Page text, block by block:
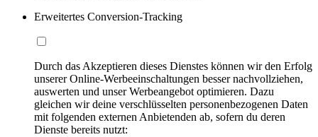
Erweitertes Conversion-Tracking
Durch das Akzeptieren dieses Dienstes können wir den Erfolg
unserer Online-Werbeeinschaltungen besser nachvollziehen,
auswerten und unser Werbeangebot optimieren. Dazu
gleichen wir deine verschlüsselten personenbezogenen Daten
mit folgenden externen Anbietenden ab, sofern du deren
Dienste bereits nutzt: